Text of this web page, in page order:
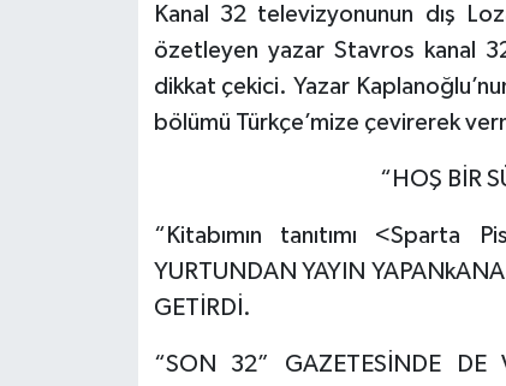
Kanal 32 televizyonunun dış
özetleyen yazar Stavros kanal
dikkat çekici. Yazar
bölümü Türkçe’mize çevirerek
“HOŞ BİR
“Kitabımın tanıtımı
YURTUNDAN YAYIN
GETİRDİ.
“SON 32” GAZETESİNDE DE